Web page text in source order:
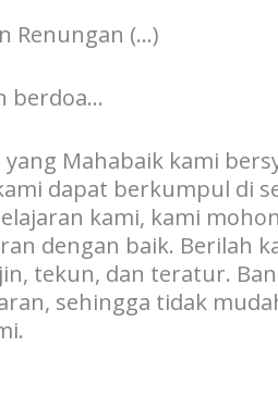
Renungan (…)
berdoa…
yang Mahabaik kami
dapat berkumpul di
kami, kami
dengan baik. Berilah
tekun, dan teratur.
sehingga tidak